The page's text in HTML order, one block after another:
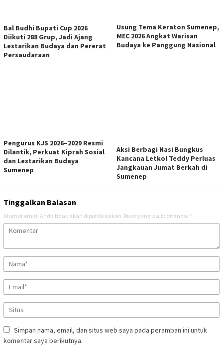
Bal Budhi Bupati Cup 2026
Diikuti 288 Grup, Jadi Ajang
Lestarikan Budaya dan Pererat
Persaudaraan
Usung Tema Keraton Sumenep,
MEC 2026 Angkat Warisan
Budaya ke Panggung Nasional
Pengurus KJS 2026–2029 Resmi
Dilantik, Perkuat Kiprah Sosial
dan Lestarikan Budaya
Sumenep
Aksi Berbagi Nasi Bungkus
Kancana Letkol Teddy Perluas
Jangkauan Jumat Berkah di
Sumenep
Tinggalkan Balasan
Alamat email Anda tidak akan dipublikasikan. Ruas yang wajib ditandai *
Simpan nama, email, dan situs web saya pada peramban ini untuk
komentar saya berikutnya.